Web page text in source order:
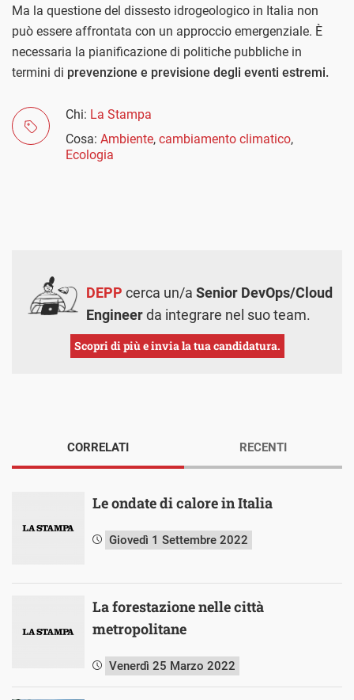
Ma la questione del dissesto idrogeologico in Italia non
può essere affrontata con un approccio emergenziale. È
necessaria la pianificazione di politiche pubbliche in
termini di prevenzione e previsione degli eventi estremi.
Chi: La Stampa
Cosa: Ambiente, cambiamento climatico,
Ecologia
DEPP cerca un/a Senior DevOps/Cloud
Engineerda integrare nel suo team.
Scopri di più e invia la tua candidatura.
CORRELATI
Le ondate di calore in Italia
Giovedì 1 Settembre 2022
La forestazione nelle città
metropolitane
Venerdì 25 Marzo 2022
RECENTI